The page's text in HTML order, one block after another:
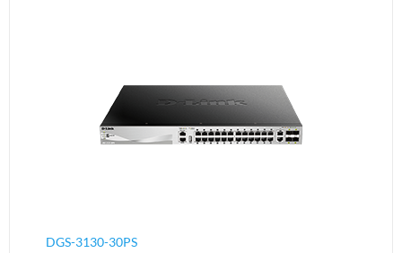
DGS-3130-30PS